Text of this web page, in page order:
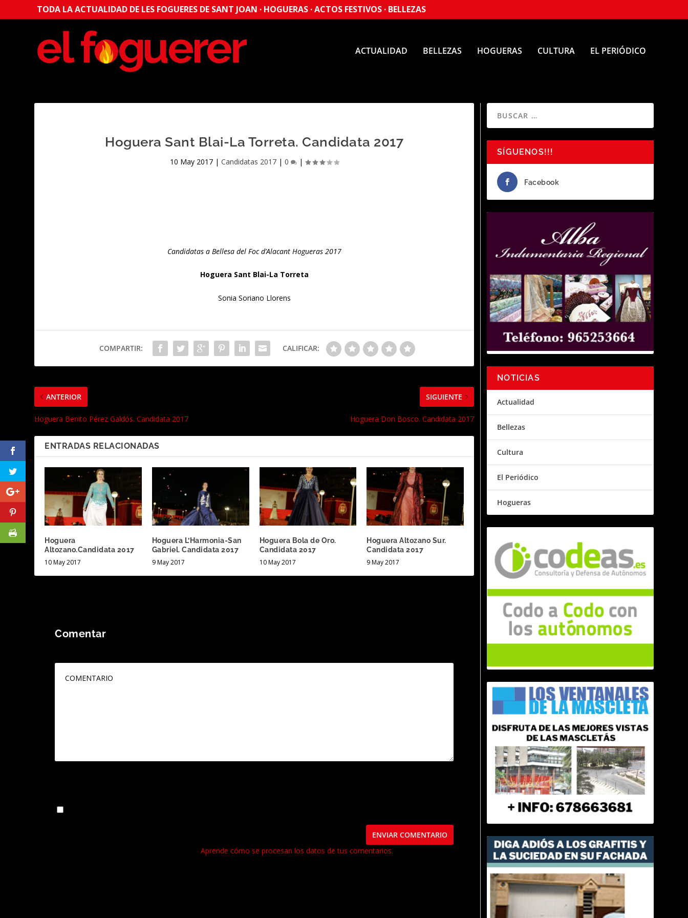
TODA LA ACTUALIDAD DE LES FOGUERES DE SANT JOAN · HOGUERAS · ACTOS FESTIVOS · BELLEZAS
ACTUALIDAD BELLEZAS HOGUERAS CULTURA EL PERIÓDICO
Hoguera Sant Blai-La Torreta. Candidata 2017
10 May 2017| Candidatas 2017| 0 |
Candidatas a Bellesa del Foc d’Alacant Hogueras 2017
Hoguera Sant Blai-La Torreta
Sonia Soriano Llorens
COMPARTIR: CALIFICAR:
ANTERIOR
Hoguera Benito Pérez Galdós. Candidata 2017
SIGUIENTE
Hoguera Don Bosco. Candidata 2017
ENTRADAS RELACIONADAS
Hoguera
Altozano.Candidata 2017
10 May 2017
Hoguera L’Harmonia-San
Gabriel. Candidata 2017
9 May 2017
Hoguera Bola de Oro.
Candidata 2017
10 May 2017
Hoguera Altozano Sur.
Candidata 2017
9 May 2017
Comentar
Este sitio usa Akismet para reducir el spam.Aprende cómo se procesan los datos de tus comentarios.
SÍGUENOS!!!
Facebook
NOTICIAS
Actualidad
Bellezas
Cultura
El Periódico
Hogueras